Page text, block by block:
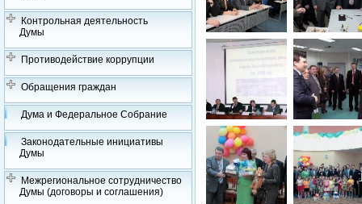
Контрольная деятельность
Думы
Противодействие коррупции
Обращения граждан
Дума и Федеральное Собрание
Законодательные инициативы
Думы
Межрегиональное сотрудничество
Думы (договоры и соглашения)